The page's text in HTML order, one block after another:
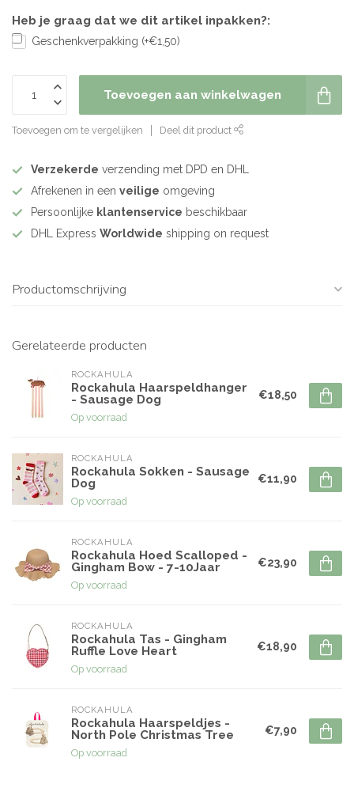
Heb je graag dat we dit artikel inpakken?:
Geschenkverpakking (+€1,50)
Toevoegen aan winkelwagen
Toevoegen om te vergelijken Deel dit product
Verzekerde verzending met DPD en DHL
Afrekenen in een veilige omgeving
Persoonlijke klantenservice beschikbaar
DHL Express Worldwide shipping on request
Productomschrijving
Gerelateerde producten
ROCKAHULA
Rockahula Haarspeldhanger
- Sausage Dog
Op voorraad
€18,50
ROCKAHULA
Rockahula Sokken - Sausage
Dog
Op voorraad
€11,90
ROCKAHULA
Rockahula Hoed Scalloped -
Gingham Bow - 7-10Jaar
Op voorraad
€23,90
ROCKAHULA
Rockahula Tas - Gingham
Ruffle Love Heart
Op voorraad
€18,90
ROCKAHULA
Rockahula Haarspeldjes -
North Pole Christmas Tree
Op voorraad
€7,90